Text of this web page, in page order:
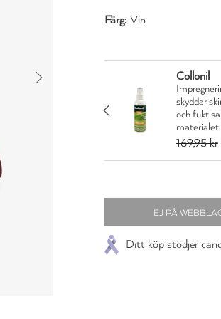
Färg: Vin
Collonil
skyddar
och fukt
materialet.
169,95 kr
Ditt köp stödjer